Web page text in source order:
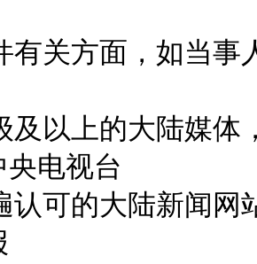
关方面，如当事
以上的大陆媒体
央电视台
可的大陆新闻网